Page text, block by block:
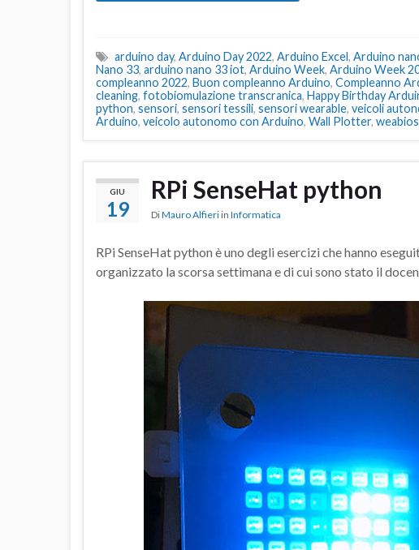
arduino day, Arduino Day 2022, Arduino Excel, Arduino
Nano 33, arduino nano 33 iot, Arduino Week, Arduino Week
compleanno 2022, Buon compleanno Arduino, Compleanno
cleaning, fotobiomulazione transcranica, Happy Birthday
python, sensori, sensori tessili, sensori wearable, veicoli
Arduino, veicolo autonomo con Arduino, Wall Plotter, weabios
GIU
19
RPi SenseHat python
DiMauro Alfieri in Informatica
RPi SenseHat python è uno degli esercizi che hanno
organizzato la scorsa settimana e di cui sono stato il